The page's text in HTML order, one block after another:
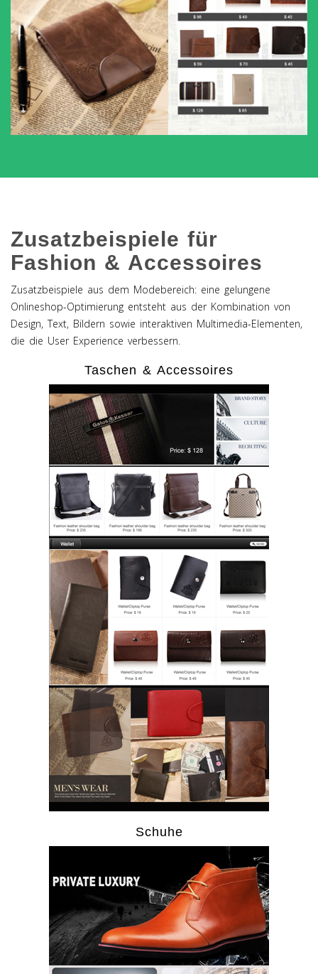
Zusatzbeispiele für
Fashion & Accessoires
Zusatzbeispiele aus dem Modebereich: eine gelungene
Onlineshop-Optimierung entsteht aus der Kombination von
Design, Text, Bildern sowie interaktiven Multimedia-Elementen,
die die User Experience verbessern.
Taschen & Accessoires
Schuhe